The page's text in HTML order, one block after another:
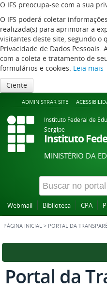
O IFS preocupa-se com a sua
O IFS poderá coletar
realizada(s) para aprimorar a
visitantes deste site, segundo o
Privacidade de Dados Pessoais.
com a coleta e tratamento de
formulários e cookies. Leia mais
Ciente
ADMINISTRAR SITE
Instituto Federal de
Sergipe
Instituto
MINISTÉRIO DA
Webmail Biblioteca CPA
PÁGINA INICIAL > PORTAL DA
Portal da